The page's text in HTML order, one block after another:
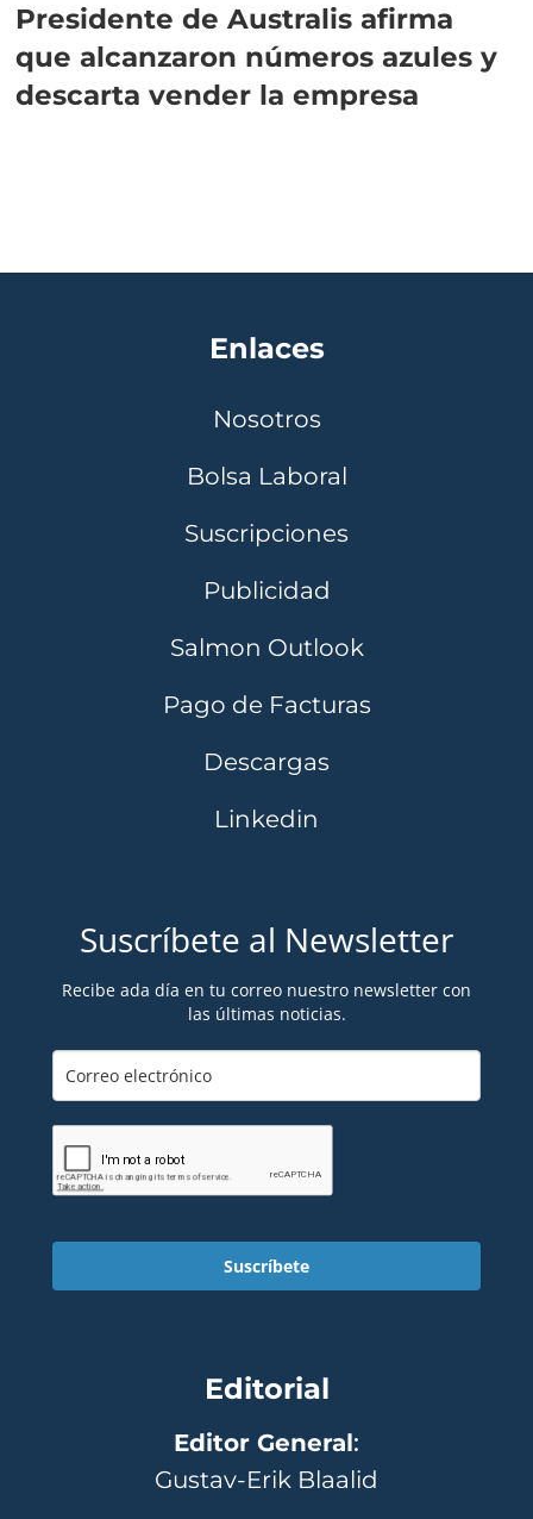
Presidente de Australis afirma
que alcanzaron números azules y
descarta vender la empresa
Enlaces
Nosotros
Bolsa Laboral
Suscripciones
Publicidad
Salmon Outlook
Pago de Facturas
Descargas
Linkedin
Suscríbete al Newsletter
Recibe ada día en tu correo nuestro newsletter con
las últimas noticias.
Suscríbete
Editorial
Editor General:
Gustav-Erik Blaalid